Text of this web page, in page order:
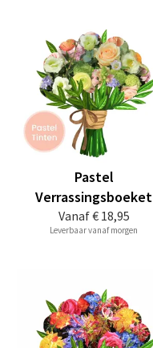
Vanaf€ 18,95
Pastel
Verrassingsboeket
Leverbaar vanaf morgen